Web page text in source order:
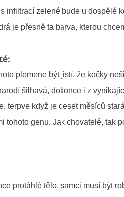
infiltrací zelené bude u dospělé
je přesně ta barva, kterou
plemene být jistí, že kočky
šilhavá, dokonce i z
terpve když je deset měsíců
tohoto genu. Jak chovatelé, tak
protáhlé tělo, samci musí být